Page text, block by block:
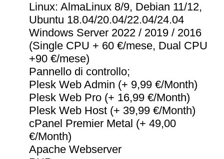
Linux: AlmaLinux 8/9, Debian 11/12,
Ubuntu 18.04/20.04/22.04/24.04
Windows Server 2022 / 2019 / 2016
(Single CPU + 60 €/mese, Dual CPU
+90 €/mese)
Pannello di controllo;
Plesk Web Admin (+ 9,99 €/Month)
Plesk Web Pro (+ 16,99 €/Month)
Plesk Web Host (+ 39,99 €/Month)
cPanel Premier Metal (+ 49,00
€/Month)
Apache Webserver